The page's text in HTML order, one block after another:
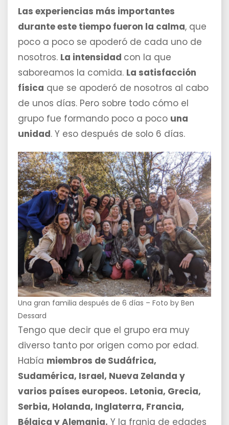
Las experiencias más importantes
durante este tiempo fueron la calma, que
poco a poco se apoderó de cada uno de
nosotros. La intensidad con la que
saboreamos la comida. La satisfacción
física que se apoderó de nosotros al cabo
de unos días. Pero sobre todo cómo el
grupo fue formando poco a poco una
unidad. Y eso después de solo 6 días.
Una gran familia después de 6 días – Foto by Ben
Dessard
Tengo que decir que el grupo era muy
diverso tanto por origen como por edad.
Había miembros de Sudáfrica,
Sudamérica, Israel, Nueva Zelanda y
varios países europeos. Letonia, Grecia,
Serbia, Holanda, Inglaterra, Francia,
Bélgica y Alemania. Y la franja de edades